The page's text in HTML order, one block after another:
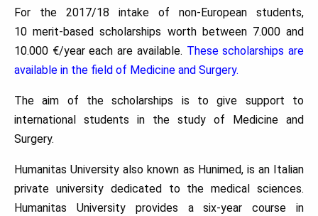
For the 2017/18 intake of non-European students,
10 merit-based scholarships worth between 7.000 and
10.000 €/year each are available. These scholarships are
available in the field of Medicine and Surgery.
The aim of the scholarships is to give support to
international students in the study of Medicine and
Surgery.
Humanitas University also known as Hunimed, is an Italian
private university dedicated to the medical sciences.
Humanitas University provides a six-year course in